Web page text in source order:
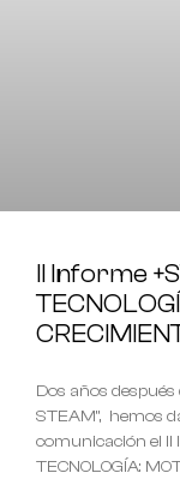
II Informe
Dos años
STEAM”, hemos
comunicación el II
TECNOLOGÍA: